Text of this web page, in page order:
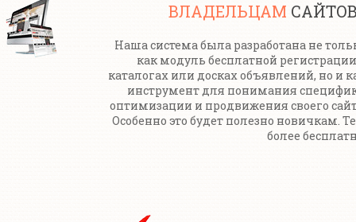
ВЛАДЕЛЬЦАМ
Наша система была разработана не
как модуль бесплатной
каталогах или досках объявлений, но и
инструмент для понимания
оптимизации и продвижения своего
Особенно это будет полезно новичкам.
более